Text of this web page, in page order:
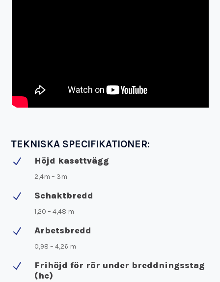
TEKNISKA SPECIFIKATIONER:
N Höjd kasettvägg
2,4m – 3m
N Schaktbredd
1,20 – 4,48 m
N Arbetsbredd
0,98 – 4,26 m
N
Frihöjd för rör under breddningsstag
(hc)